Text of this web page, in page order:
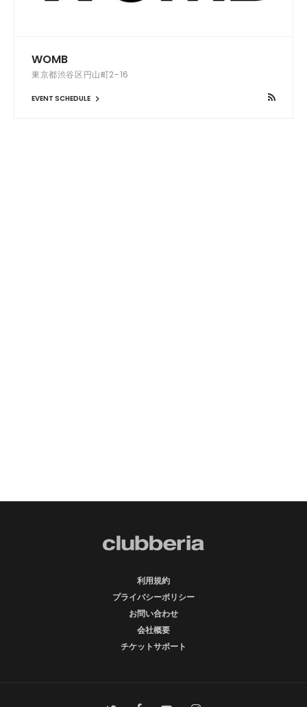
WOMB
東京都渋谷区円山町2-16
EVENT SCHEDULE
利用規約
プライバシーポリシー
お問い合わせ
会社概要
チケットサポート